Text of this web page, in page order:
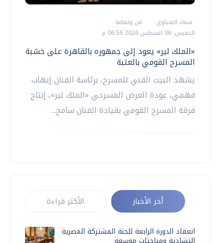
سماء المنياوي
فن وثقافة
الخميس، 06 اغسطس 2026 06:56 م
«الملك لير» يعود إلى جمهوره بالقاهرة على خشبة
المسرح القومي بالعتبة
يشهد البيت الفني للمسرح، برئاسة الفنان إيهاب
فهمي، عودة العرض المسرحي «الملك لير»، إنتاج
فرقة المسرح القومي بقيادة الفنان سامح...
أخر الأخبار الأكثر قراءة
انعقاد الدورة الرابعة للجنة المشتركة المصرية